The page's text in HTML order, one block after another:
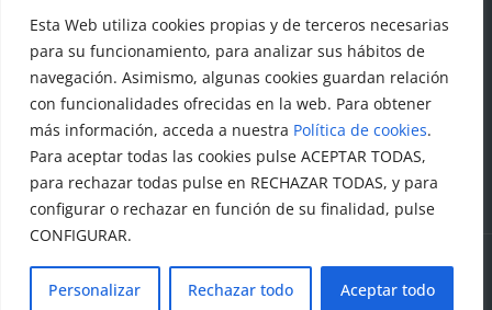
Esta Web utiliza cookies propias y de terceros necesarias
para su funcionamiento, para analizar sus hábitos de
navegación. Asimismo, algunas cookies guardan relación
con funcionalidades ofrecidas en la web. Para obtener
más información, acceda a nuestra Política de cookies.
Para aceptar todas las cookies pulse ACEPTAR TODAS,
para rechazar todas pulse en RECHAZAR TODAS, y para
configurar o rechazar en función de su finalidad, pulse
CONFIGURAR.
Personalizar Rechazar todo Aceptar todo
DATOS DE CONTACTO
Ayto. de Talamanca de Jarama
C/Fuente del Arca, 19 28160 Talamanca de
Jarama (Madrid)
© Todos los derechos reservados. Ayuntamiento Talamanca